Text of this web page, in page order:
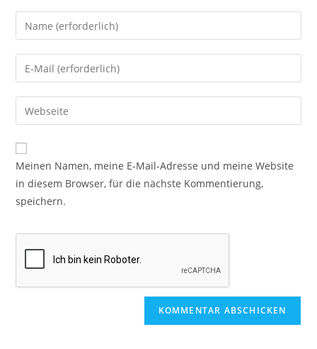
Meinen Namen, meine E-Mail-Adresse und meine Website
in diesem Browser, für die nächste Kommentierung,
speichern.